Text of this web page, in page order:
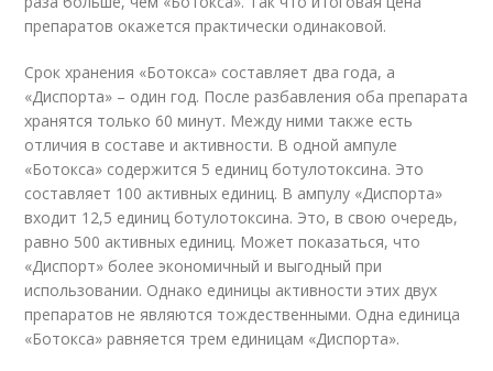
препаратов окажется практически одинаковой.
Срок хранения «Ботокса» составляет два года, а
«Диспорта» – один год. После разбавления оба препарата
хранятся только 60 минут. Между ними также есть
отличия в составе и активности. В одной ампуле
«Ботокса» содержится 5 единиц ботулотоксина. Это
составляет 100 активных единиц. В ампулу «Диспорта»
входит 12,5 единиц ботулотоксина. Это, в свою очередь,
равно 500 активных единиц. Может показаться, что
«Диспорт» более экономичный и выгодный при
использовании. Однако единицы активности этих двух
препаратов не являются тождественными. Одна единица
«Ботокса» равняется трем единицам «Диспорта».